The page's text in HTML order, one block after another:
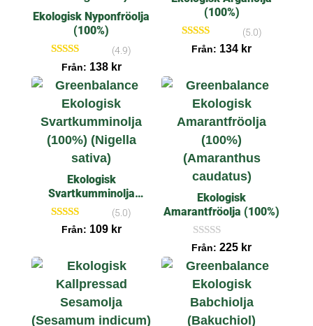
Ekologisk Nyponfröolja
(100%)
Betygsatt
4.90
av 5
(4.9)
Från: 138 kr
(100%)
Betygsatt
5.00
(5.0)
Från: 134 kr
Ekologisk
Svartkumminolja
(100%)
Betygsatt
(5.0)
Från: 109 kr
Ekologisk
Amarantfröolja (100%)
I
g
r
e
c
e
Från:225 kr